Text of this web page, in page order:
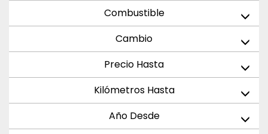
Combustible
Cambio
Precio Hasta
Kilómetros Hasta
Año Desde